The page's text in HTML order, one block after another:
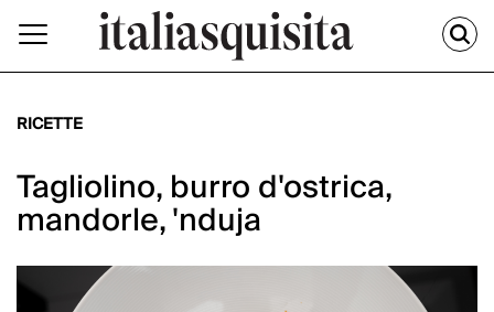
RICETTE
Tagliolino, burro d'ostrica,
mandorle, 'nduja